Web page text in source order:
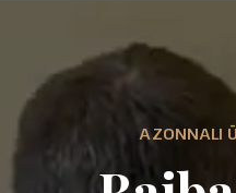
AZONNALI